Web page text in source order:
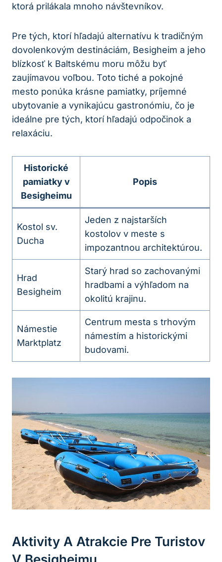
ktorá prilákala mnoho návštevníkov.
Pre tých, ktorí hľadajú alternatívu k tradičným
dovolenkovým destináciám, Besigheim a jeho
blízkosť k Baltskému moru môžu byť
zaujímavou voľbou. Toto tiché a pokojné
mesto ponúka krásne pamiatky, príjemné
ubytovanie a vynikajúcu gastronómiu, čo je
ideálne pre tých, ktorí hľadajú odpočinok a
relaxáciu.
Historické
pamiatky v
Besigheimu
Popis
Kostol sv.
Ducha
Jeden z najstarších
kostolov v meste s
impozantnou architektúrou.
Hrad
Besigheim
Starý hrad so zachovanými
hradbami a výhľadom na
okolitú krajinu.
Námestie
Marktplatz
Centrum mesta s trhovým
námestím a historickými
budovami.
Aktivity A Atrakcie Pre Turistov